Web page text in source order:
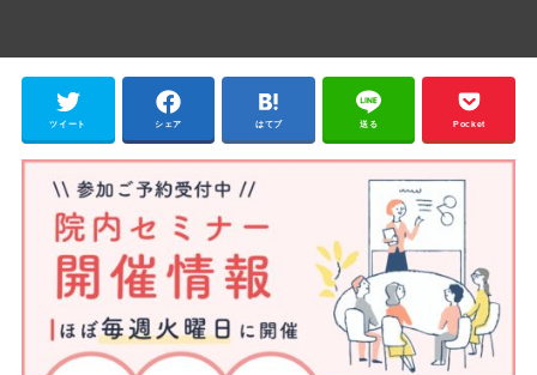
ツイート シェア はてブ 送る Pocket